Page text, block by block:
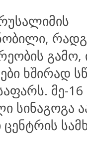
გამო,
ხშირად
მე-16
სინაგოგა